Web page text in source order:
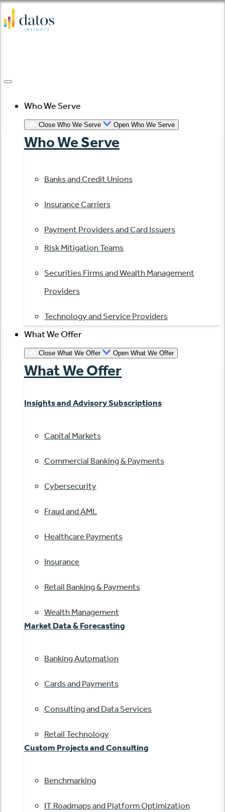
Skip
to
Who We Serve
Close Who We Serve Open Who We Serve
Who We Serve
Banks and Credit Unions
Insurance Carriers
Payment Providers and Card Issuers
Risk Mitigation Teams
Securities Firms and Wealth Management
Providers
Technology and Service Providers
What We Offer
Close What We Offer Open What We Offer
What We Offer
Insights and Advisory Subscriptions
Capital Markets
Commercial Banking & Payments
Cybersecurity
Fraud and AML
Healthcare Payments
Insurance
Retail Banking & Payments
Wealth Management
Market Data & Forecasting
Banking Automation
Cards and Payments
Consulting and Data Services
Retail Technology
Custom Projects and Consulting
Benchmarking
IT Roadmaps and Platform Optimization